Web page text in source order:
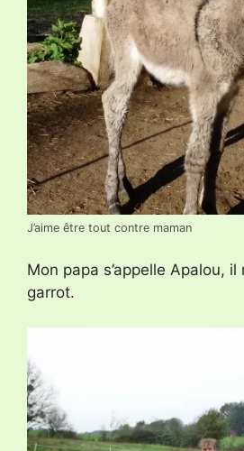
J’aime être tout contre maman
Mon papa s’appelle Apalou,
garrot.